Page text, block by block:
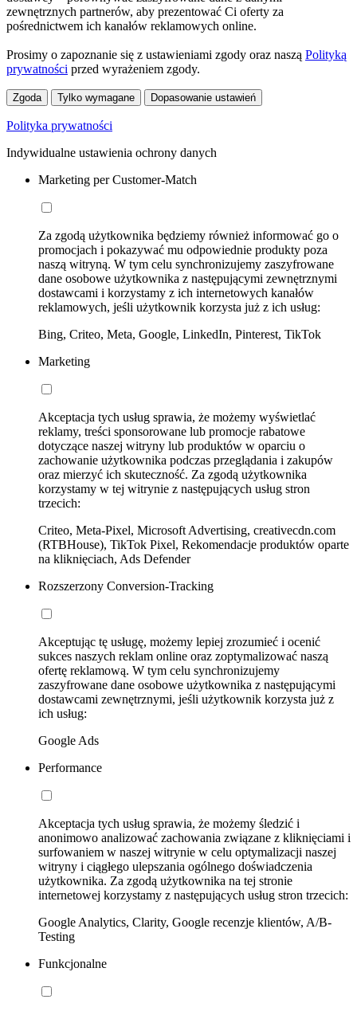
zewnętrznych partnerów, aby prezentować Ci oferty za
pośrednictwem ich kanałów reklamowych online.
Prosimy o zapoznanie się z ustawieniami zgody oraz naszą Polityką
prywatności przed wyrażeniem zgody.
Zgoda Tylko wymagane Dopasowanie ustawień
Polityka prywatności
Indywidualne ustawienia ochrony danych
Marketing per Customer-Match
Za zgodą użytkownika będziemy również informować go o
promocjach i pokazywać mu odpowiednie produkty poza
naszą witryną. W tym celu synchronizujemy zaszyfrowane
dane osobowe użytkownika z następującymi zewnętrznymi
dostawcami i korzystamy z ich internetowych kanałów
reklamowych, jeśli użytkownik korzysta już z ich usług:
Bing, Criteo, Meta, Google, LinkedIn, Pinterest, TikTok
Marketing
Akceptacja tych usług sprawia, że możemy wyświetlać
reklamy, treści sponsorowane lub promocje rabatowe
dotyczące naszej witryny lub produktów w oparciu o
zachowanie użytkownika podczas przeglądania i zakupów
oraz mierzyć ich skuteczność. Za zgodą użytkownika
korzystamy w tej witrynie z następujących usług stron
trzecich:
Criteo, Meta-Pixel, Microsoft Advertising, creativecdn.com
(RTBHouse), TikTok Pixel, Rekomendacje produktów oparte
na kliknięciach, Ads Defender
Rozszerzony Conversion-Tracking
Akceptując tę usługę, możemy lepiej zrozumieć i ocenić
sukces naszych reklam online oraz zoptymalizować naszą
ofertę reklamową. W tym celu synchronizujemy
zaszyfrowane dane osobowe użytkownika z następującymi
dostawcami zewnętrznymi, jeśli użytkownik korzysta już z
ich usług:
Google Ads
Performance
Akceptacja tych usług sprawia, że możemy śledzić i
anonimowo analizować zachowania związane z kliknięciami i
surfowaniem w naszej witrynie w celu optymalizacji naszej
witryny i ciągłego ulepszania ogólnego doświadczenia
użytkownika. Za zgodą użytkownika na tej stronie
internetowej korzystamy z następujących usług stron trzecich:
Google Analytics, Clarity, Google recenzje klientów, A/B-
Testing
Funkcjonalne